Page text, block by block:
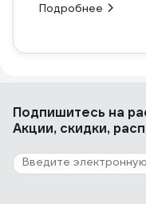
Подробнее
Подпишитесь на
Акции, скидки,